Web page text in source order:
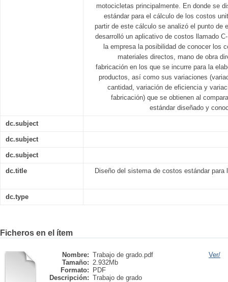
motocicletas principalmente. En donde se
estándar para el cálculo de los costos
partir de este cálculo se analizó el punto de
desarrolló un aplicativo de costos llamado
la empresa la posibilidad de conocer los
materiales directos, mano de obra
fabricación en los que se incurre para la
productos, así como sus variaciones
cantidad, variación de eficiencia y
fabricación) que se obtienen al
estándar diseñado y
dc.subject
dc.subject
dc.subject
dc.title Diseño del sistema de costos estándar para
dc.type
Ficheros en el ítem
Nombre: Trabajo de grado.pdf
Tamaño: 2.932Mb
Formato:
PDF
Descripción: Trabajo de grado
Ver/